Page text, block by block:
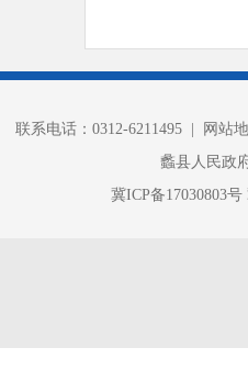
联系电话：0312-6211495 |
网站
蠡县人民政
冀ICP备17030803号